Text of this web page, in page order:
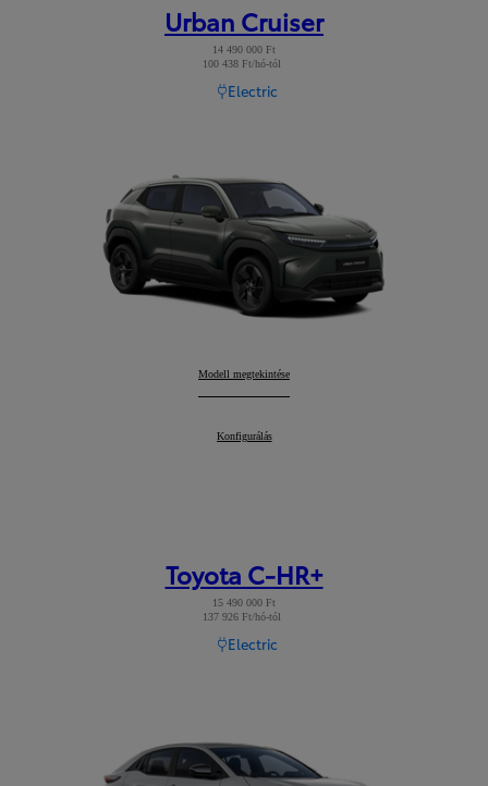
Urban Cruiser
14 490 000 Ft
100 438 Ft/hó-tól
Electric
Urban Cruiser:
Modell megtekintése
Urban Cruiser
Konfigurálás
Toyota C-HR+
15 490 000 Ft
137 926 Ft/hó-tól
Electric